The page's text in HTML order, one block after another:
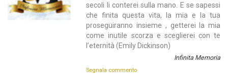
secoli li conterei sulla mano. E se sapessi
che finita questa vita, la mia e la tua
proseguiranno insieme , getterei la mia
come inutile scorza e sceglierei con te
l’eternità (Emily Dickinson)
Infinita Memoria
Segnala commento